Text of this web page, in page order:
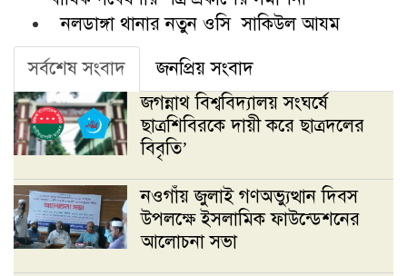
নলডাঙ্গা থানার নতুন ওসি সাকিউল আযম
সর্বশেষ সংবাদ
জনপ্রিয় সংবাদ
জগন্নাথ বিশ্ববিদ্যালয় সংঘর্ষে
ছাত্রশিবিরকে দায়ী করে ছাত্রদলের
বিবৃতি’
নওগাঁয় জুলাই গণঅভ্যুত্থান দিবস
উপলক্ষে ইসলামিক ফাউন্ডেশনের
আলোচনা সভা